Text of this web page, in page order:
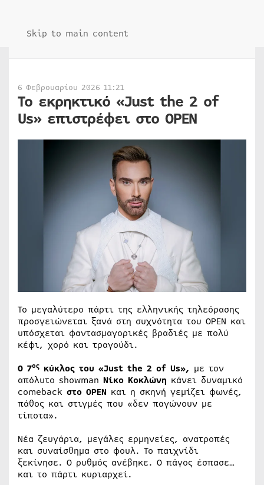
Skip to main content
6 Φεβρουαρίου 2026 11:21
Το εκρηκτικό «Just the 2 of
Us» επιστρέφει στο OPEN
Το μεγαλύτερο πάρτι της ελληνικής τηλεόρασης
προσγειώνεται ξανά στη συχνότητα του ΟPEN και
υπόσχεται φαντασμαγορικές βραδιές με πολύ
κέφι, χορό και τραγούδι.
Ο 7ος κύκλος του «Just the 2 of Us», με τον
απόλυτο showman Νίκο Κοκλώνη κάνει δυναμικό
comeback στο OPEN και η σκηνή γεμίζει φωνές,
πάθος και στιγμές που «δεν παγώνουν με
τίποτα».
Νέα ζευγάρια, μεγάλες ερμηνείες, ανατροπές
και συναίσθημα στο φουλ. Το παιχνίδι
ξεκίνησε. Ο ρυθμός ανέβηκε. Ο πάγος έσπασε…
και το πάρτι κυριαρχεί.